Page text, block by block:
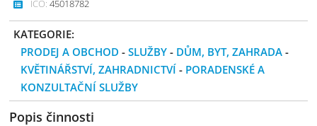
IČO: 45018782
KATEGORIE:
PRODEJ A OBCHOD -SLUŽBY - DŮM, BYT, ZAHRADA -
KVĚTINÁŘSTVÍ, ZAHRADNICTVÍ - PORADENSKÉ A
KONZULTAČNÍ SLUŽBY
Popis činnosti